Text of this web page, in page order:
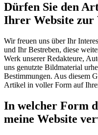
Dürfen Sie den
Ihrer Website zur
Wir freuen uns über Ihr
und Ihr Bestreben, diese
Werk unserer Redakteure,
uns genutzte Bildmaterial
Bestimmungen. Aus diesem
Artikel in voller Form auf
In welcher Form
meine Website